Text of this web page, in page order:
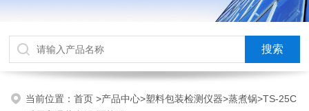
当前位置：首页>产品中心>塑料包装检测仪器>蒸煮锅>TS-25C